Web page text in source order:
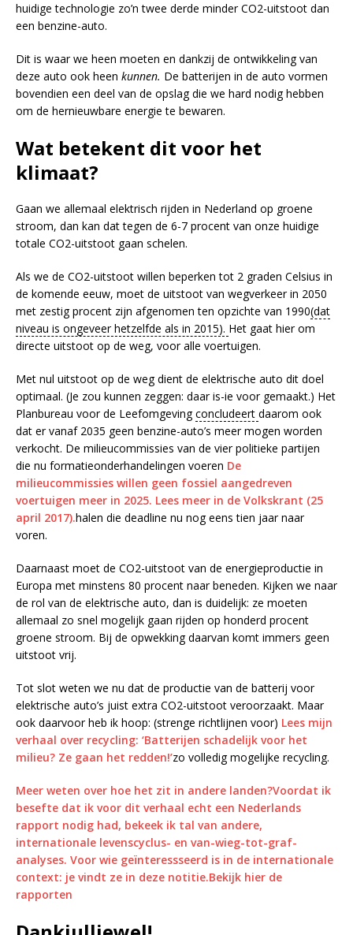
huidige technologie zo’n twee derde minder CO2-uitstoot dan
een benzine-auto.
Dit is waar we heen moeten en dankzij de ontwikkeling van
deze auto ook heen kunnen. De batterijen in de auto vormen
bovendien een deel van de opslag die we hard nodig hebben
om de hernieuwbare energie te bewaren.
Wat betekent dit voor het
klimaat?
Gaan we allemaal elektrisch rijden in Nederland op groene
stroom, dan kan dat tegen de 6-7 procent van onze huidige
totale CO2-uitstoot gaan schelen.
Als we de CO2-uitstoot willen beperken tot 2 graden Celsius in
de komende eeuw, moet de uitstoot van wegverkeer in 2050
met zestig procent zijn afgenomen ten opzichte van 1990(dat
niveau is ongeveer hetzelfde als in 2015). Het gaat hier om
directe uitstoot op de weg, voor alle voertuigen.
Met nul uitstoot op de weg dient de elektrische auto dit doel
optimaal. (Je zou kunnen zeggen: daar is-ie voor gemaakt.) Het
Planbureau voor de Leefomgevingconcludeert daarom ook
dat er vanaf 2035 geen benzine-auto’s meer mogen worden
verkocht. De milieucommissies van de vier politieke partijen
die nu formatieonderhandelingen voeren De
milieucommissies willen geen fossiel aangedreven
voertuigen meer in 2025. Lees meer in de Volkskrant (25
april 2017).halen die deadline nu nog eens tien jaar naar
voren.
Daarnaast moet de CO2-uitstoot van de energieproductie in
Europa met minstens 80 procent naar beneden. Kijken we naar
de rol van de elektrische auto, dan is duidelijk: ze moeten
allemaal zo snel mogelijk gaan rijden op honderd procent
groene stroom. Bij de opwekking daarvan komt immers geen
uitstoot vrij.
Tot slot weten we nu dat de productie van de batterij voor
elektrische auto’s juist extra CO2-uitstoot veroorzaakt. Maar
ook daarvoor heb ik hoop: (strenge richtlijnen voor) Lees mijn
verhaal over recycling: ‘Batterijen schadelijk voor het
milieu? Ze gaan het redden!’zo volledig mogelijke recycling.
Meer weten over hoe het zit in andere landen?Voordat ik
besefte dat ik voor dit verhaal echt een Nederlands
rapport nodig had, bekeek ik tal van andere,
internationale levenscyclus- en van-wieg-tot-graf-
analyses. Voor wie geïnteressseerd is in de internationale
context: je vindt ze in deze notitie.Bekijk hier de
rapporten